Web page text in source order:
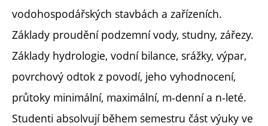
vodohospodářských stavbách a zařízeních.
Základy proudění podzemní vody, studny, zářezy.
Základy hydrologie, vodní bilance, srážky, výpar,
povrchový odtok z povodí, jeho vyhodnocení,
průtoky minimální, maximální, m-denní a n-leté.
Studenti absolvují během semestru část výuky ve